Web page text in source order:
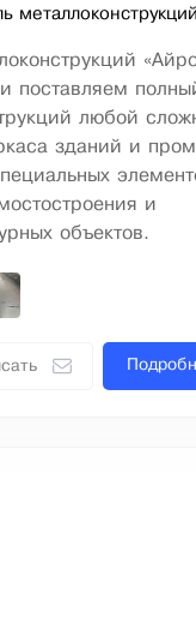
металлоконструкций
поставляем
любой
зданий и
и
объектов.